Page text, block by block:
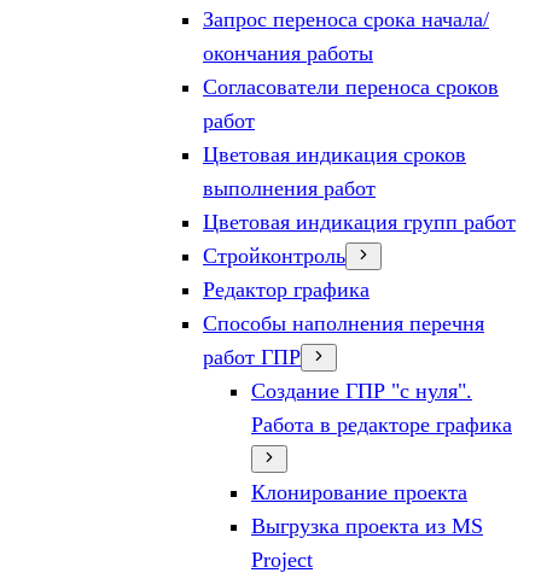
Запрос переноса срока начала/
окончания работы
Согласователи переноса сроков
работ
Цветовая индикация сроков
выполнения работ
Цветовая индикация групп работ
Стройконтроль
Редактор графика
Способы наполнения перечня
работ ГПР
Создание ГПР "с нуля".
Работа в редакторе графика
Клонирование проекта
Выгрузка проекта из MS
Project